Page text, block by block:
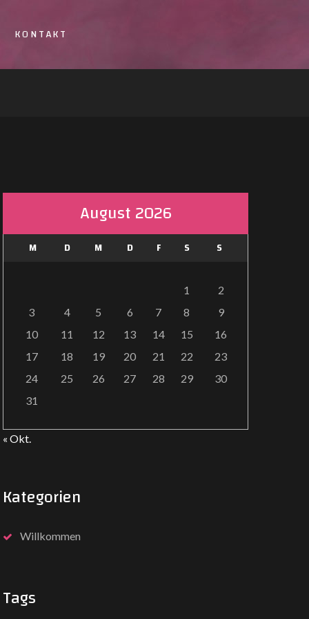
KONTAKT
August 2026
M D M D F S S
1
2
3
4 5 6 7 8
9
10
11 12 13 14 15
16
17
18 19 20 21 22
23
24
25 26 27 28 29
30
31
« Okt.
Kategorien
Willkommen
Tags